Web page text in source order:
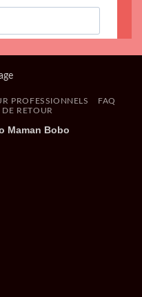
PROFESSIONNELS
FAQ
RETOUR
Maman Bobo